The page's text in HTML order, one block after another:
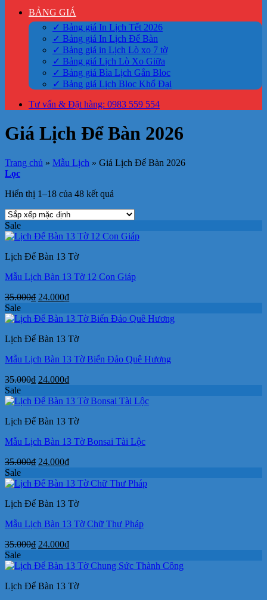
BẢNG GIÁ
✓ Bảng giá In Lịch Tết 2026
✓ Bảng giá In Lịch Để Bàn
✓ Bảng giá in Lịch Lò xo 7 tờ
✓ Bảng giá Lịch Lò Xo Giữa
✓ Bảng giá Bìa Lịch Gắn Bloc
✓ Bảng giá Lịch Bloc Khổ Đại
Tư vấn & Đặt hàng: 0983 559 554
Giá Lịch Để Bàn 2026
Trang chủ » Mẫu Lịch » Giá Lịch Để Bàn 2026
Lọc
Hiển thị 1–18 của 48 kết quả
Sale
Lịch Để Bàn 13 Tờ
Mẫu Lịch Bàn 13 Tờ 12 Con Giáp
35.000₫ Giá
là:
24.000₫Giá
tại
24.000₫.
Sale
Lịch Để Bàn 13 Tờ
Mẫu Lịch Bàn 13 Tờ Biển Đảo Quê Hương
35.000₫ Giá
là:
24.000₫Giá
tại
24.000₫.
Sale
Lịch Để Bàn 13 Tờ
Mẫu Lịch Bàn 13 Tờ Bonsai Tài Lộc
35.000₫ Giá
là:
24.000₫Giá
tại
24.000₫.
Sale
Lịch Để Bàn 13 Tờ
Mẫu Lịch Bàn 13 Tờ Chữ Thư Pháp
35.000₫ Giá
là:
24.000₫Giá
tại
24.000₫.
Sale
Lịch Để Bàn 13 Tờ